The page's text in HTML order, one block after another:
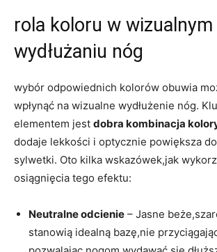
rola koloru w wizualnym
wydłużaniu nóg
wybór odpowiednich kolorów obuwia
wpłynąć na wizualne wydłużenie nóg.
elementem jest dobra kombinacja
dodaje lekkości i optycznie powiększa
sylwetki. Oto kilka wskazówek,jak
osiągnięcia tego efektu:
Neutralne odcienie – Jasne
stanowią idealną bazę,nie